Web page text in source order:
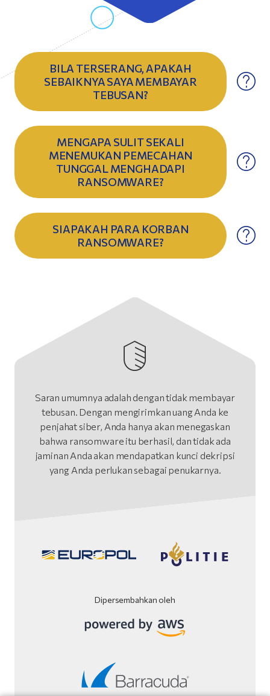
BILA TERSERANG, APAKAH
SEBAIKNYA SAYA MEMBAYAR
TEBUSAN?
MENGAPA SULIT SEKALI
MENEMUKAN PEMECAHAN
TUNGGAL MENGHADAPI
RANSOMWARE?
SIAPAKAH PARA KORBAN
RANSOMWARE?
Saran umumnya adalah dengan tidak membayar
tebusan. Dengan mengirimkan uang Anda ke
penjahat siber, Anda hanya akan menegaskan
bahwa ransomware itu berhasil, dan tidak ada
jaminan Anda akan mendapatkan kunci dekripsi
yang Anda perlukan sebagai penukarnya.
Dipersembahkan oleh